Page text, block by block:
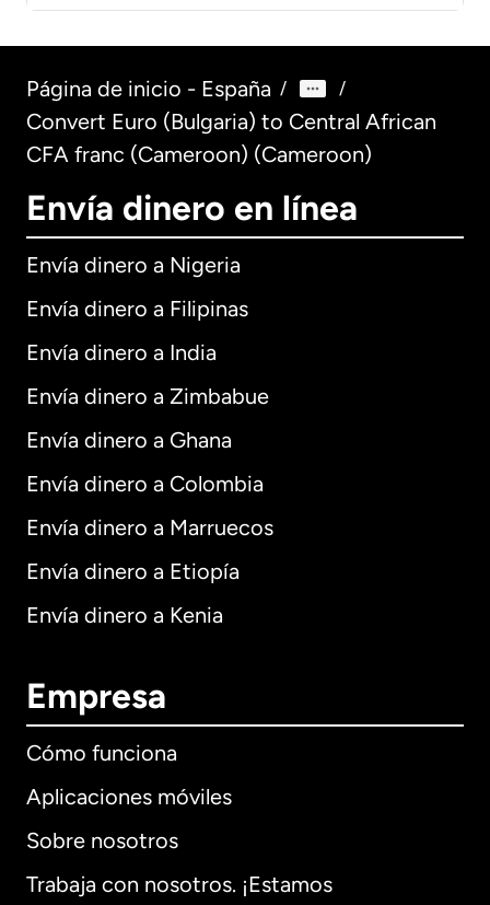
Página de inicio - España / /
Convert Euro (Bulgaria) to Central African
CFA franc (Cameroon) (Cameroon)
Envía dinero en línea
Envía dinero a Nigeria
Envía dinero a Filipinas
Envía dinero a India
Envía dinero a Zimbabue
Envía dinero a Ghana
Envía dinero a Colombia
Envía dinero a Marruecos
Envía dinero a Etiopía
Envía dinero a Kenia
Empresa
Cómo funciona
Aplicaciones móviles
Sobre nosotros
Trabaja con nosotros. ¡Estamos